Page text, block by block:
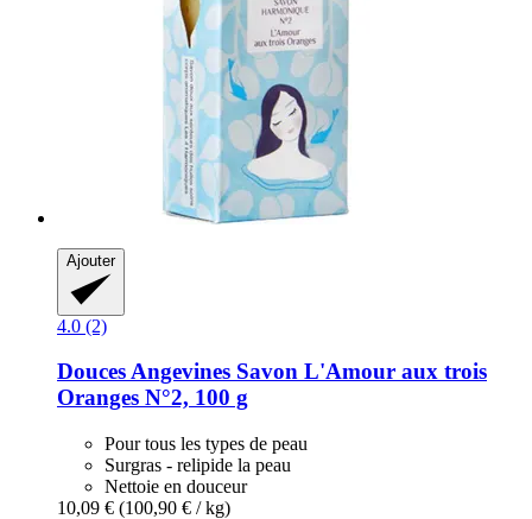
Ajouter
4.0 (2)
Douces Angevines Savon L'Amour aux trois
Oranges N°2, 100 g
Pour tous les types de peau
Surgras - relipide la peau
Nettoie en douceur
10,09 € (100,90 € / kg)